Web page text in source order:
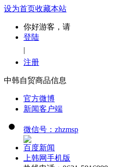
设为首页收藏本站
你好游客，请
登陆
|
注册
中韩自贸商品信息
官方微博
新闻客户端
微信号：zhzmsp
百度新闻
上韩网手机版